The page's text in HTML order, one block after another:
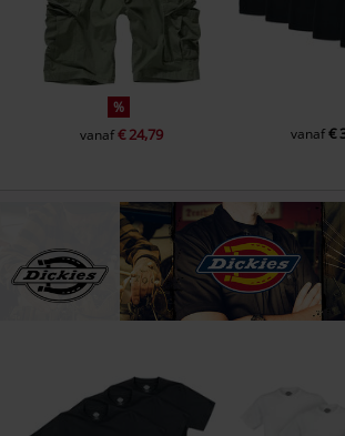
%
vanaf€ 24,79 vanaf€